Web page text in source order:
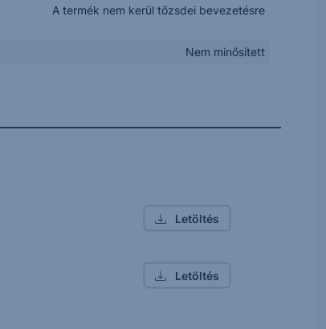
A termék nem kerül tőzsdei bevezetésre
Nem minősített
Letöltés
Letöltés